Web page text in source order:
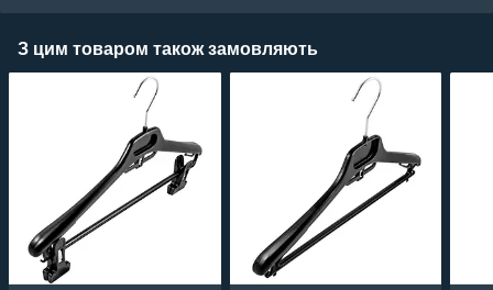
З цим товаром також замовляють